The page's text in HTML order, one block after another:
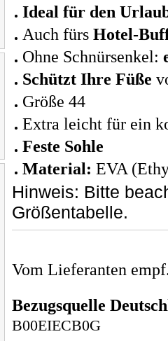
Ideal für den
Auch fürs Hotel-
Ohne Schnürsenkel:
Schützt Ihre Füße
Größe 44
Extra leicht für ein
Feste Sohle
Material: EVA
Hinweis: Bitte
Größentabelle.
Vom Lieferanten
Bezugsquelle
B00EIECB0G